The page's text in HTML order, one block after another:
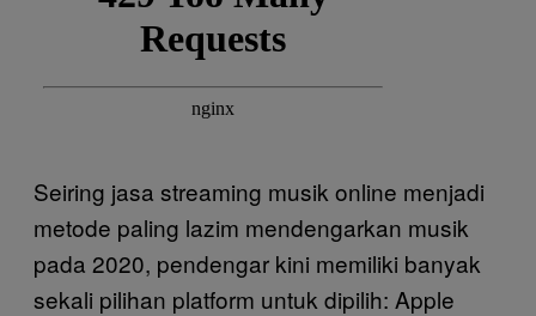
Seiring jasa streaming musik online menjadi
metode paling lazim mendengarkan musik
pada 2020, pendengar kini memiliki banyak
sekali pilihan platform untuk dipilih: Apple